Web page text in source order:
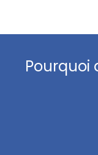
Pourquoi